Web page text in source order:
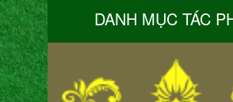
DANH MỤC TÁC